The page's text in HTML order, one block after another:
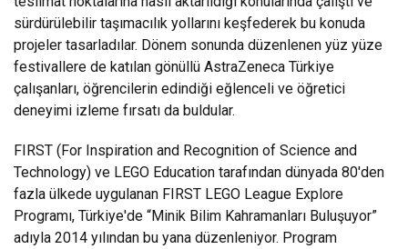
sürdürülebilir taşımacılık yollarını keşfederek bu konuda
projeler tasarladılar. Dönem sonunda düzenlenen yüz yüze
festivallere de katılan gönüllü AstraZeneca Türkiye
çalışanları, öğrencilerin edindiği eğlenceli ve öğretici
deneyimi izleme fırsatı da buldular.
FIRST (For Inspiration and Recognition of Science and
Technology) ve LEGO Education tarafından dünyada 80'den
fazla ülkede uygulanan FIRST LEGO League Explore
Programı, Türkiye'de “Minik Bilim Kahramanları Buluşuyor”
adıyla 2014 yılından bu yana düzenleniyor. Program